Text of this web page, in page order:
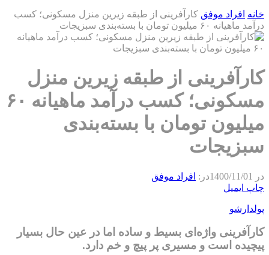
خانه افراد موفق کارآفرینی از طبقه زیرین منزل مسکونی؛ کسب
درآمد ماهیانه ۶۰ میلیون تومان با بسته‌بندی سبزیجات
کارآفرینی از طبقه زیرین منزل
مسکونی؛ کسب درآمد ماهیانه ۶۰
میلیون تومان با بسته‌بندی
سبزیجات
در 1400/11/01در: افراد موفق
چاپ ایمیل
پولدارشو
کارآفرینی واژه‌ای بسیط و ساده اما در عین حال بسیار
پیچیده است و مسیری پر پیچ و خم دارد.